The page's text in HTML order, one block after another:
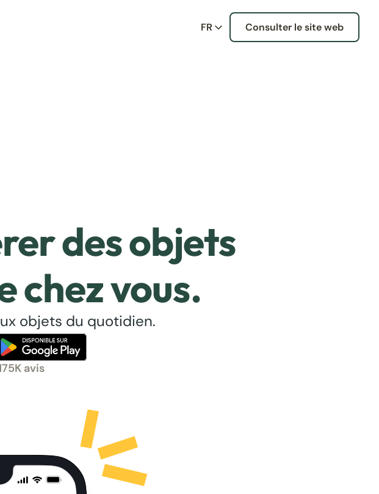
FR Consulter le site web
des objets
chez vous.
objets du quotidien.
avis